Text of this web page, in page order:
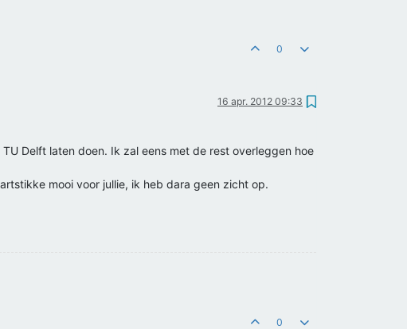
0
16 apr. 2012 09:33
Delft laten doen. Ik zal eens met de rest overleggen hoe
mooi voor jullie, ik heb dara geen zicht op.
0